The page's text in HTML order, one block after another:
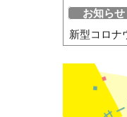
お知らせ
新型コロナ